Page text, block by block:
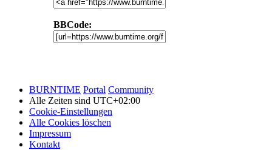
BBCode:
BURNTIME Portal Community
Alle Zeiten sind UTC+02:00
Cookie-Einstellungen
Alle Cookies löschen
Impressum
Kontakt